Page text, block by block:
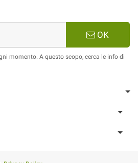
OK
momento. A questo scopo, cerca le info di